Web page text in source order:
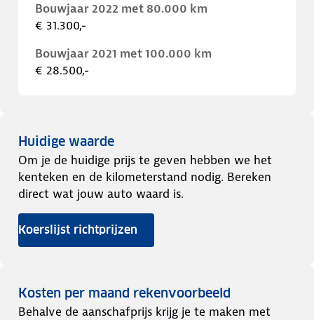
Bouwjaar 2022 met 80.000 km
€ 31.300,-
Bouwjaar 2021 met 100.000 km
€ 28.500,-
Huidige waarde
Om je de huidige prijs te geven hebben we het
kenteken en de kilometerstand nodig. Bereken
direct wat jouw auto waard is.
Koerslijst richtprijzen
Kosten per maand rekenvoorbeeld
Behalve de aanschafprijs krijg je te maken met